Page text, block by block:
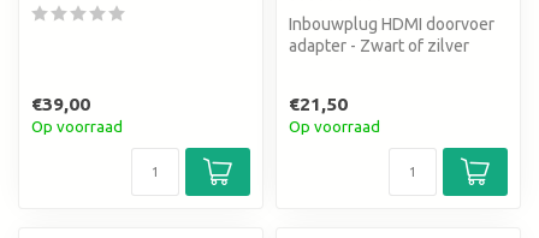
€39,00
Op voorraad
Inbouwplug HDMI doorvoer
adapter - Zwart of zilver
€21,50
Op voorraad